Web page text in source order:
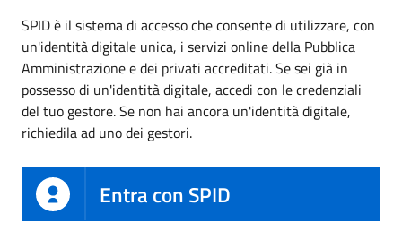
SPID è il sistema di accesso che consente di utilizzare, con
un'identità digitale unica, i servizi online della Pubblica
Amministrazione e dei privati accreditati. Se sei già in
possesso di un'identità digitale, accedi con le credenziali
del tuo gestore. Se non hai ancora un'identità digitale,
richiedila ad uno dei gestori.
Entra con SPID